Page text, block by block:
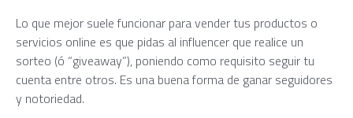
Lo que mejor suele funcionar para vender tus productos o
servicios online es que pidas al influencer que realice un
sorteo (ó “giveaway”), poniendo como requisito seguir tu
cuenta entre otros. Es una buena forma de ganar seguidores
y notoriedad.